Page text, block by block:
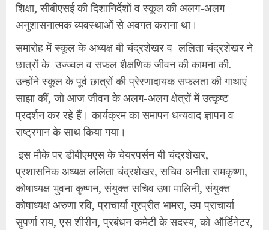
शिक्षा, सीबीएसई की दिशानिर्देशों व स्कूल की अलग-अलग
अनुशासनात्मक व्यवस्थाओं से अवगत कराना था।
समारोह में स्कूल के अध्यक्ष बी चंद्रशेखर व ललिता चंद्रशेखर ने
छात्रों के उज्ज्वल व सफल शैक्षणिक जीवन की कामना की.
उन्होंने स्कूल के पूर्व छात्रों की प्रेरणादायक सफलता की गाथाएं
साझा कीं, जो आज जीवन के अलग-अलग क्षेत्रों में उत्कृष्ट
प्रदर्शन कर रहे हैं। कार्यक्रम का समापन धन्यवाद ज्ञापन व
राष्ट्रगान के साथ किया गया।
इस मौके पर डीबीएमएस के चेयरपर्सन बी चंद्रशेखर,
प्रशासनिक अध्यक्ष ललिता चंद्रशेखर, सचिव अनीता रामकृष्णा,
कोषाध्यक्ष भुवना कृष्णन, संयुक्त सचिव उषा मालिनी, संयुक्त
कोषाध्यक्ष अरुणा रवि, प्राचार्या गुरप्रीत भामरा, उप प्राचार्या
सुपर्णा राय, एस शीरीन, प्रबंधन कमेटी के सदस्य, को-ऑर्डिनेटर,